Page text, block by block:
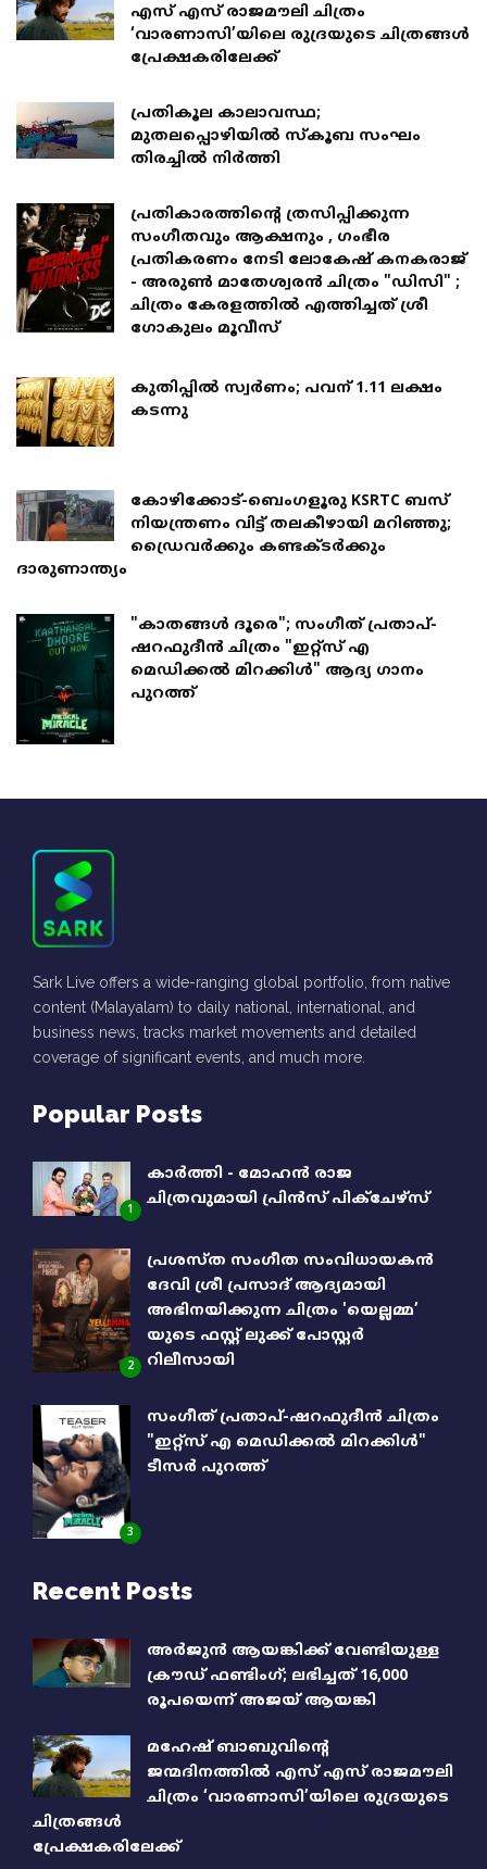
എസ് എസ് രാജമൗലി ചിത്രം
‘വാരണാസി’യിലെ രുദ്രയുടെ ചിത്രങ്ങൾ
പ്രേക്ഷകരിലേക്ക്
പ്രതികൂല കാലാവസ്ഥ;
മുതലപ്പൊഴിയില്‍ സ്കൂബ സംഘം
തിരച്ചില്‍ നിര്‍ത്തി
പ്രതികാരത്തിന്റെ ത്രസിപ്പിക്കുന്ന
സംഗീതവും ആക്ഷനും , ഗംഭീര
പ്രതികരണം നേടി ലോകേഷ് കനകരാജ്
- അരുൺ മാതേശ്വരൻ ചിത്രം "ഡിസി" ;
ചിത്രം കേരളത്തിൽ എത്തിച്ചത് ശ്രീ
ഗോകുലം മൂവീസ്
കുതിപ്പിൽ സ്വർണം; പവന് 1.11 ലക്ഷം
കടന്നു
കോഴിക്കോട്-ബെംഗളൂരു KSRTC ബസ്
നിയന്ത്രണം വിട്ട് തലകീഴായി മറിഞ്ഞു;
ഡ്രെെവർക്കും കണ്ടക്ടർക്കും
ദാരുണാന്ത്യം
"കാതങ്ങൾ ദൂരെ"; സംഗീത് പ്രതാപ്-
ഷറഫുദീൻ ചിത്രം "ഇറ്റ്സ് എ
മെഡിക്കൽ മിറക്കിൾ" ആദ്യ ഗാനം
പുറത്ത്
Sark Live offers a wide-ranging global portfolio, from native
content (Malayalam) to daily national, international, and
business news, tracks market movements and detailed
coverage of significant events, and much more.
Popular Posts
1
കാർത്തി - മോഹൻ രാജ
ചിത്രവുമായി പ്രിൻസ് പിക്ചേഴ്സ്
2
പ്രശസ്ത സംഗീത സംവിധായകൻ
ദേവി ശ്രീ പ്രസാദ് ആദ്യമായി
അഭിനയിക്കുന്ന ചിത്രം 'യെല്ലമ്മ’
യുടെ ഫസ്റ്റ് ലുക്ക് പോസ്റ്റർ
റിലീസായി
3
സംഗീത് പ്രതാപ്-ഷറഫുദീൻ ചിത്രം
"ഇറ്റ്സ് എ മെഡിക്കൽ മിറക്കിൾ"
ടീസർ പുറത്ത്
Recent Posts
അര്‍ജുന്‍ ആയങ്കിക്ക് വേണ്ടിയുള്ള
ക്രൗഡ് ഫണ്ടിംഗ്; ലഭിച്ചത് 16,000
രൂപയെന്ന് അജയ് ആയങ്കി
മഹേഷ് ബാബുവിന്റെ
ജന്മദിനത്തിൽ എസ് എസ് രാജമൗലി
ചിത്രം ‘വാരണാസി’യിലെ രുദ്രയുടെ
ചിത്രങ്ങൾ
പ്രേക്ഷകരിലേക്ക്